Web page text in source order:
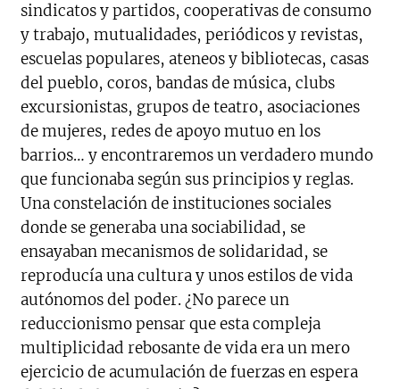
sindicatos y partidos, cooperativas de consumo
y trabajo, mutualidades, periódicos y revistas,
escuelas populares, ateneos y bibliotecas, casas
del pueblo, coros, bandas de música, clubs
excursionistas, grupos de teatro, asociaciones
de mujeres, redes de apoyo mutuo en los
barrios… y encontraremos un verdadero mundo
que funcionaba según sus principios y reglas.
Una constelación de instituciones sociales
donde se generaba una sociabilidad, se
ensayaban mecanismos de solidaridad, se
reproducía una cultura y unos estilos de vida
autónomos del poder. ¿No parece un
reduccionismo pensar que esta compleja
multiplicidad rebosante de vida era un mero
ejercicio de acumulación de fuerzas en espera